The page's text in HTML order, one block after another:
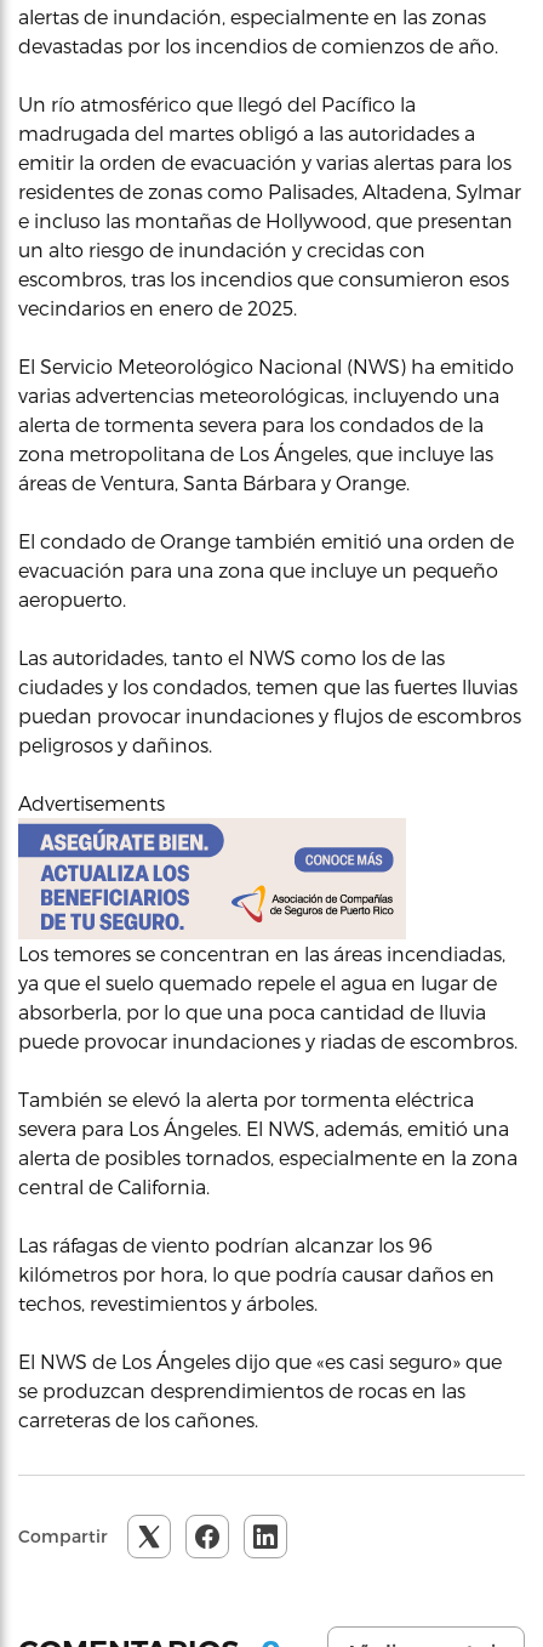
alertas de inundación, especialmente en las zonas
devastadas por los incendios de comienzos de año.
Un río atmosférico que llegó del Pacífico la
madrugada del martes obligó a las autoridades a
emitir la orden de evacuación y varias alertas para los
residentes de zonas como Palisades, Altadena, Sylmar
e incluso las montañas de Hollywood, que presentan
un alto riesgo de inundación y crecidas con
escombros, tras los incendios que consumieron esos
vecindarios en enero de 2025.
El Servicio Meteorológico Nacional (NWS) ha emitido
varias advertencias meteorológicas, incluyendo una
alerta de tormenta severa para los condados de la
zona metropolitana de Los Ángeles, que incluye las
áreas de Ventura, Santa Bárbara y Orange.
El condado de Orange también emitió una orden de
evacuación para una zona que incluye un pequeño
aeropuerto.
Las autoridades, tanto el NWS como los de las
ciudades y los condados, temen que las fuertes lluvias
puedan provocar inundaciones y flujos de escombros
peligrosos y dañinos.
Advertisements
Los temores se concentran en las áreas incendiadas,
ya que el suelo quemado repele el agua en lugar de
absorberla, por lo que una poca cantidad de lluvia
puede provocar inundaciones y riadas de escombros.
También se elevó la alerta por tormenta eléctrica
severa para Los Ángeles. El NWS, además, emitió una
alerta de posibles tornados, especialmente en la zona
central de California.
Las ráfagas de viento podrían alcanzar los 96
kilómetros por hora, lo que podría causar daños en
techos, revestimientos y árboles.
El NWS de Los Ángeles dijo que «es casi seguro» que
se produzcan desprendimientos de rocas en las
carreteras de los cañones.
Compartir